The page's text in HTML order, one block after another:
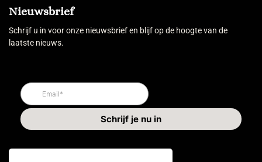
Nieuwsbrief
Schrijf u in voor onze nieuwsbrief en blijf op de hoogte van de
laatste nieuws.